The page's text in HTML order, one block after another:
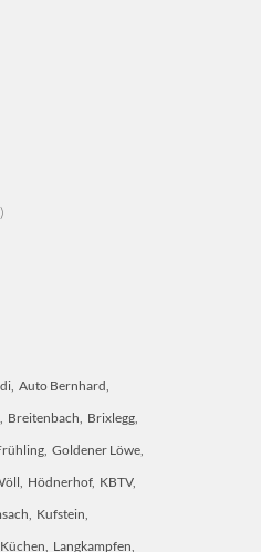
Auto Bernhard
Breitenbach Brixlegg
Goldener Löwe
Hödnerhof KBTV
Kufstein
Küchen Langkampfen